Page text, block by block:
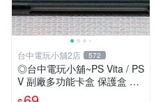
台中電玩小舖2店 572
◎台中電玩小舖~PS Vita / PS
V 副廠多功能卡盒 保護盒 可
收納8張遊戲片+2張記憶卡~6